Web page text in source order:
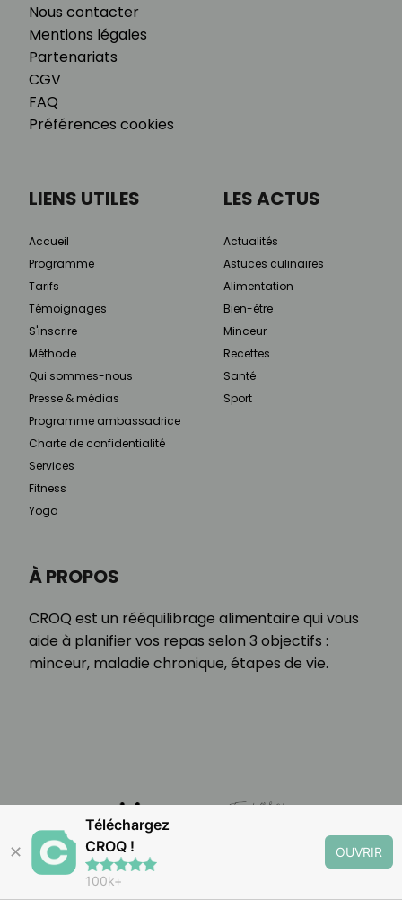
Nous contacter
Mentions légales
Partenariats
CGV
FAQ
Préférences cookies
À PROPOS
CROQ est un rééquilibrage alimentaire qui vous
aide à planifier vos repas selon 3 objectifs :
minceur, maladie chronique, étapes de vie.
LIENS UTILES
Accueil
Programme
Tarifs
Témoignages
S'inscrire
Méthode
Qui sommes-nous
Presse & médias
Programme ambassadrice
Charte de confidentialité
Services
Fitness
Yoga
LES ACTUS
Actualités
Astuces culinaires
Alimentation
Bien-être
Minceur
Recettes
Santé
Sport
✕
Téléchargez
CROQ !
100k+
OUVRIR